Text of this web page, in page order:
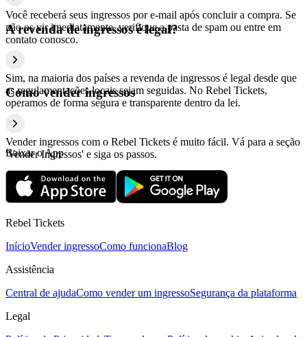
Você receberá seus ingressos por e-mail após concluir a compra. Se
não os vir imediatamente, verifique a pasta de spam ou entre em
contato conosco.
A revenda de ingressos é legal?
Sim, na maioria dos países a revenda de ingressos é legal desde que
as regulamentações locais sejam seguidas. No Rebel Tickets,
operamos de forma segura e transparente dentro da lei.
Como vender ingressos
Vender ingressos com o Rebel Tickets é muito fácil. Vá para a seção
'Vender Ingressos' e siga os passos.
Baixar o App
Rebel Tickets
InícioVender ingressoComo funcionaBlog
Assistência
Central de ajudaComo vender um ingressoSegurança da plataforma
Legal